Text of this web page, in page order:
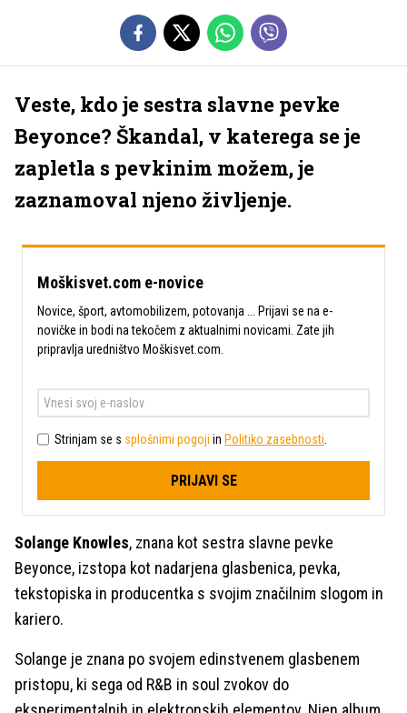
Veste, kdo je sestra slavne pevke
Beyonce? Škandal, v katerega se je
zapletla s pevkinim možem, je
zaznamoval njeno življenje.
Moškisvet.com e-novice
Novice, šport, avtomobilizem, potovanja ... Prijavi se na e-
novičke in bodi na tekočem z aktualnimi novicami. Zate jih
pripravlja uredništvo Moškisvet.com.
Strinjam se s splošnimi pogoji in Politiko zasebnosti
PRIJAVI SE
Solange Knowles, znana kot sestra slavne pevke
Beyonce, izstopa kot nadarjena glasbenica, pevka,
tekstopiska in producentka s svojim značilnim slogom in
kariero.
Solange je znana po svojem edinstvenem glasbenem
pristopu, ki sega od R&B in soul zvokov do